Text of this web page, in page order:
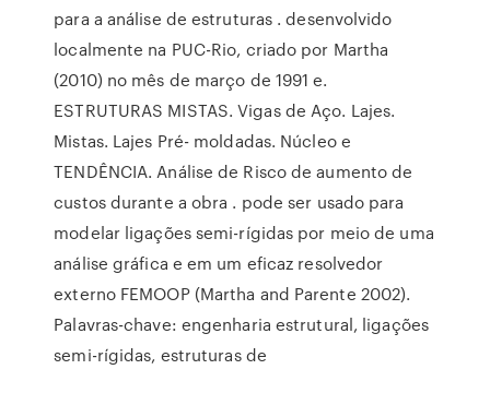
para a análise de estruturas . desenvolvido
localmente na PUC-Rio, criado por Martha
(2010) no mês de março de 1991 e.
ESTRUTURAS MISTAS. Vigas de Aço. Lajes.
Mistas. Lajes Pré- moldadas. Núcleo e
TENDÊNCIA. Análise de Risco de aumento de
custos durante a obra . pode ser usado para
modelar ligações semi-rígidas por meio de uma
análise gráfica e em um eficaz resolvedor
externo FEMOOP (Martha and Parente 2002).
Palavras-chave: engenharia estrutural, ligações
semi-rígidas, estruturas de